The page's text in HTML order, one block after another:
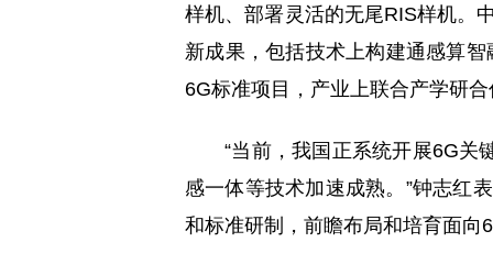
样机、部署灵活的无尾RIS样机。
新成果，包括技术上构建通感算
6G标准项目，产业上联合产学研
“当前，我国正系统开展6G关
感一体等技术加速成熟。”钟志红
和标准研制，前瞻布局和培育面向